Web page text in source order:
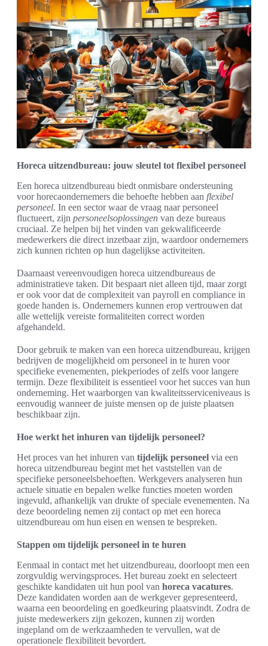
Horeca uitzendbureau: jouw sleutel tot flexibel personeel
Een horeca uitzendbureau biedt onmisbare ondersteuning
voor horecaondernemers die behoefte hebben aan flexibel
personeel. In een sector waar de vraag naar personeel
fluctueert, zijn personeelsoplossingen van deze bureaus
cruciaal. Ze helpen bij het vinden van gekwalificeerde
medewerkers die direct inzetbaar zijn, waardoor ondernemers
zich kunnen richten op hun dagelijkse activiteiten.
Daarnaast vereenvoudigen horeca uitzendbureaus de
administratieve taken. Dit bespaart niet alleen tijd, maar zorgt
er ook voor dat de complexiteit van payroll en compliance in
goede handen is. Ondernemers kunnen erop vertrouwen dat
alle wettelijk vereiste formaliteiten correct worden
afgehandeld.
Door gebruik te maken van een horeca uitzendbureau, krijgen
bedrijven de mogelijkheid om personeel in te huren voor
specifieke evenementen, piekperiodes of zelfs voor langere
termijn. Deze flexibiliteit is essentieel voor het succes van hun
onderneming. Het waarborgen van kwaliteitsserviceniveaus is
eenvoudig wanneer de juiste mensen op de juiste plaatsen
beschikbaar zijn.
Hoe werkt het inhuren van tijdelijk personeel?
Het proces van het inhuren van tijdelijk personeel via een
horeca uitzendbureau begint met het vaststellen van de
specifieke personeelsbehoeften. Werkgevers analyseren hun
actuele situatie en bepalen welke functies moeten worden
ingevuld, afhankelijk van drukte of speciale evenementen. Na
deze beoordeling nemen zij contact op met een horeca
uitzendbureau om hun eisen en wensen te bespreken.
Stappen om tijdelijk personeel in te huren
Eenmaal in contact met het uitzendbureau, doorloopt men een
zorgvuldig wervingsproces. Het bureau zoekt en selecteert
geschikte kandidaten uit hun pool van horeca vacatures.
Deze kandidaten worden aan de werkgever gepresenteerd,
waarna een beoordeling en goedkeuring plaatsvindt. Zodra de
juiste medewerkers zijn gekozen, kunnen zij worden
ingepland om de werkzaamheden te vervullen, wat de
operationele flexibiliteit bevordert.